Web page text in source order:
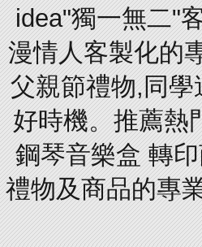
idea"獨一無二"
漫情人客製化的
父親節禮物,同
好時機。推薦熱
鋼琴音樂盒 轉
禮物及商品的專